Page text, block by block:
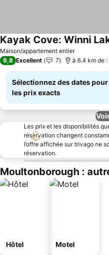
Maison/appartement entier
Kayak Cove: Winni
9,8 Excellent 7 à 6.4 km de
Sélectionnez des dates
les prix exacts
Les prix et les disponibilités
réservation changent
l’offre affichée sur trivago ne
réservation.
Moultonborough :
Hôtel Motel